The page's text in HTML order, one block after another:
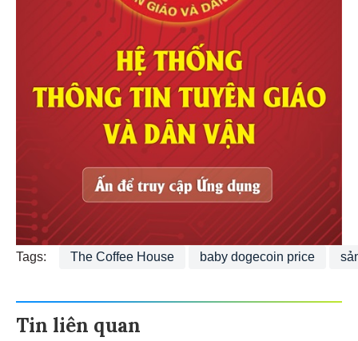
Tags: The Coffee House baby dogecoin price
Tin liên quan